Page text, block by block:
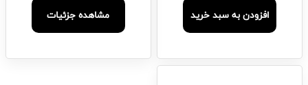
افزودن به سبد خرید مشاهده جزئیات